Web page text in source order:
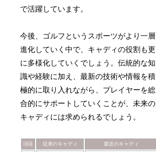
で活躍しています。
今後、ゴルフというスポーツがより一層
進化していく中で、キャディの役割も更
に多様化していくでしょう。伝統的な知
識や経験に加え、最新の技術や情報を積
極的に取り入れながら、プレイヤーを総
合的にサポートしていくことが、未来の
キャディには求められるでしょう。
項目 従来のキャディ 最近のキャディ